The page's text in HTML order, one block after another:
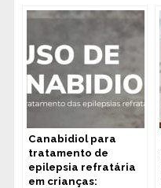
Canabidiol para
tratamento de
epilepsia refratária
em crianças: